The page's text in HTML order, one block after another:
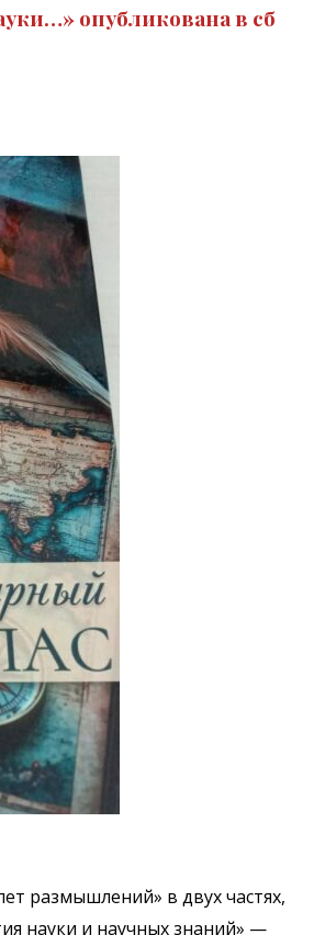
опубликована в сб
размышлений» в двух частях,
науки и научных знаний» —